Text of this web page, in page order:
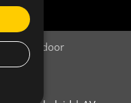
door